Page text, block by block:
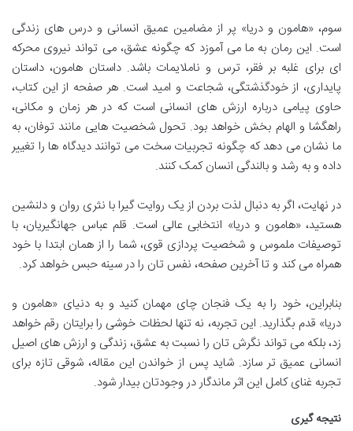
سوم، «هامون و دریا» پر از مضامین عمیق انسانی و درس های زندگی
است. این رمان به ما می آموزد که چگونه عشق، می تواند نیروی محرکه
ای برای غلبه بر فقر، ترس و ناملایمات باشد. داستان هامون، داستان
پایداری، از خودگذشتگی، شجاعت و امید است. هر صفحه از این کتاب،
حاوی پیامی درباره ارزش های انسانی است که در هر زمان و مکانی،
راهگشا و الهام بخش خواهد بود. تحول شخصیت هایی مانند توفان، به
ما نشان می دهد که چگونه تجربیات سخت می توانند دیدگاه ها را تغییر
داده و به رشد و بالندگی انسان کمک کنند.
در نهایت، اگر به دنبال لذت بردن از یک روایت گیرا با نثری روان و دلنشین
هستید، «هامون و دریا» انتخابی عالی است. قلم عباس جهانگیریان، با
توصیفات ملموس و شخصیت پردازی قوی، شما را از همان ابتدا با خود
همراه می کند و تا آخرین صفحه، نفس تان را در سینه حبس خواهد کرد.
بنابراین، خود را به یک فنجان چای مهمان کنید و به دنیای «هامون و
دریا» قدم بگذارید. این تجربه، نه تنها لحظات خوشی را برایتان رقم خواهد
زد، بلکه می تواند نگرش تان را نسبت به عشق، زندگی و ارزش های اصیل
انسانی عمیق تر سازد. شاید پس از خواندن این مقاله، شوقی تازه برای
تجربه غنای کامل این اثر ماندگار در وجودتان بیدار شود.
نتیجه گیری